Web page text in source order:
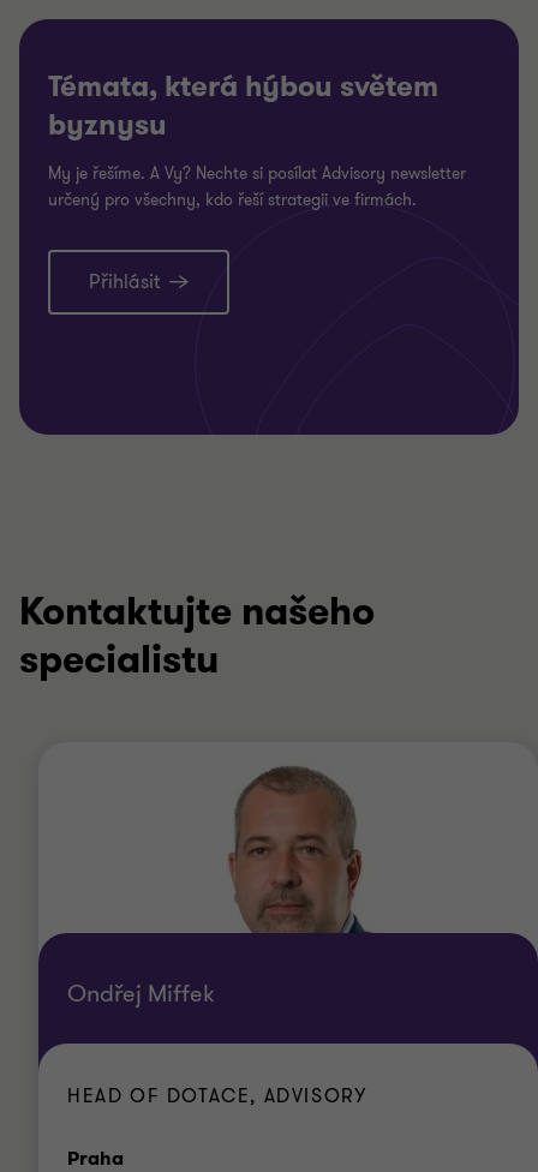
Témata, která hýbou světem
byznysu
My je řešíme. A Vy? Nechte si posílat Advisory newsletter
určený pro všechny, kdo řeší strategii ve firmách.
Přihlásit
Kontaktujte našeho
specialistu
Ondřej Miffek
HEAD OF DOTACE, ADVISORY
Praha